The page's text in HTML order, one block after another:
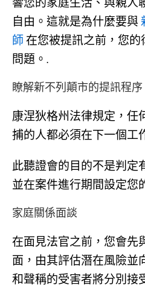
自由。這就是為什麼要與
師在您被提訊之前，您
問題。.
瞭解新不列顛市的提訊程序
康涅狄格州法律規定，任
捕的人都必須在下一個工
此聽證會的目的不是判定
並在案件進行期間設定您
家庭關係面談
在面見法官之前，您會先
面，由其評估潛在風險並
和聲稱的受害者將分別接